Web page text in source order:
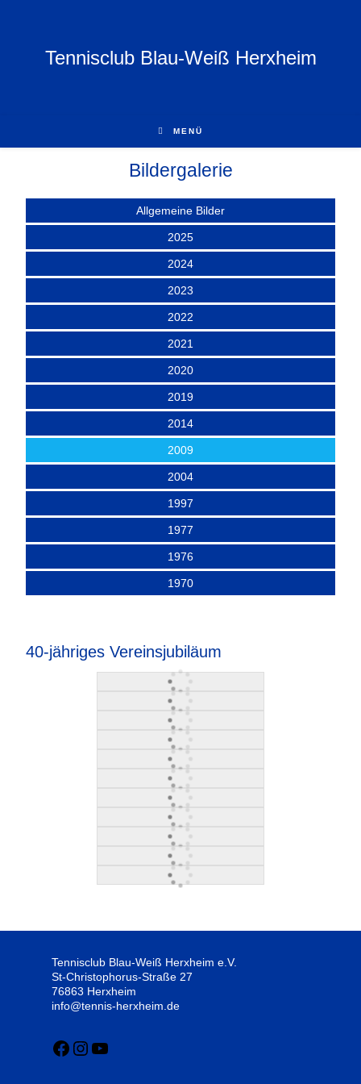
Tennisclub Blau-Weiß Herxheim
MENÜ
Bildergalerie
Allgemeine Bilder
2025
2024
2023
2022
2021
2020
2019
2014
2009
2004
1997
1977
1976
1970
40-jähriges Vereinsjubiläum
Tennisclub Blau-Weiß Herxheim e.V.
St-Christophorus-Straße 27
76863 Herxheim
info@tennis-herxheim.de